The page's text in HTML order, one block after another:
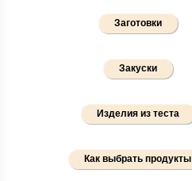
Заготовки
Закуски
Изделия из теста
Как выбрать продукты